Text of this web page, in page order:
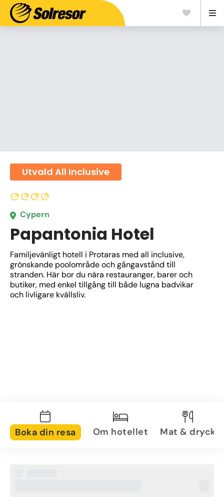
Utvald All Inclusive
Cypern
Papantonia Hotel
Familjevänligt hotell i Protaras med all inclusive,
grönskande poolområde och gångavstånd till
stranden. Här bor du nära restauranger, barer och
butiker, med enkel tillgång till både lugna badvikar
och livligare kvällsliv.
Boka din resa Om hotellet Mat & dryck